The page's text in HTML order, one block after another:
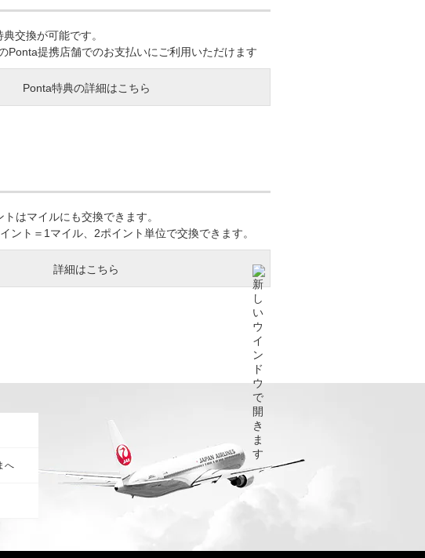
交換が可能です。
Ponta提携店舗でのお支払いにご利用いただけます
Ponta特典の詳細はこちら
はマイルにも交換できます。
ント＝1マイル、2ポイント単位で交換できます。
詳細はこちら
へ